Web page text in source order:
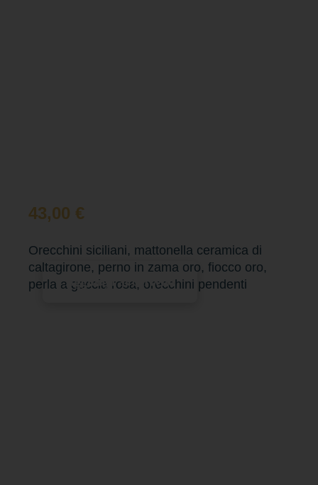
43,00 €
Orecchini siciliani, mattonella ceramica di
caltagirone, perno in zama oro, fiocco oro,
perla a goccia rosa, orecchini pendenti
Aggiungi al carrello